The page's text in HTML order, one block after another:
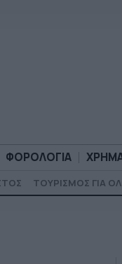
ΦΟΡΟΛΟΓΙΑ
ΤΟΥΡΙΣΜΟΣ ΓΙΑ